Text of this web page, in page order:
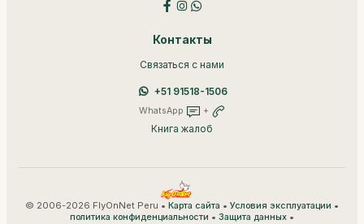
Контакты
Связаться с нами
+51 91518-1506
WhatsApp +
Книга жалоб
© 2006-2026 FlyOnNet Peru • Карта сайта • Условия эксплуатации •
политика конфиденциальности • Защита данных •